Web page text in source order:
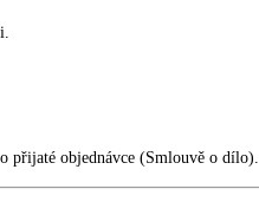
přijaté objednávce (Smlouvě o dílo).